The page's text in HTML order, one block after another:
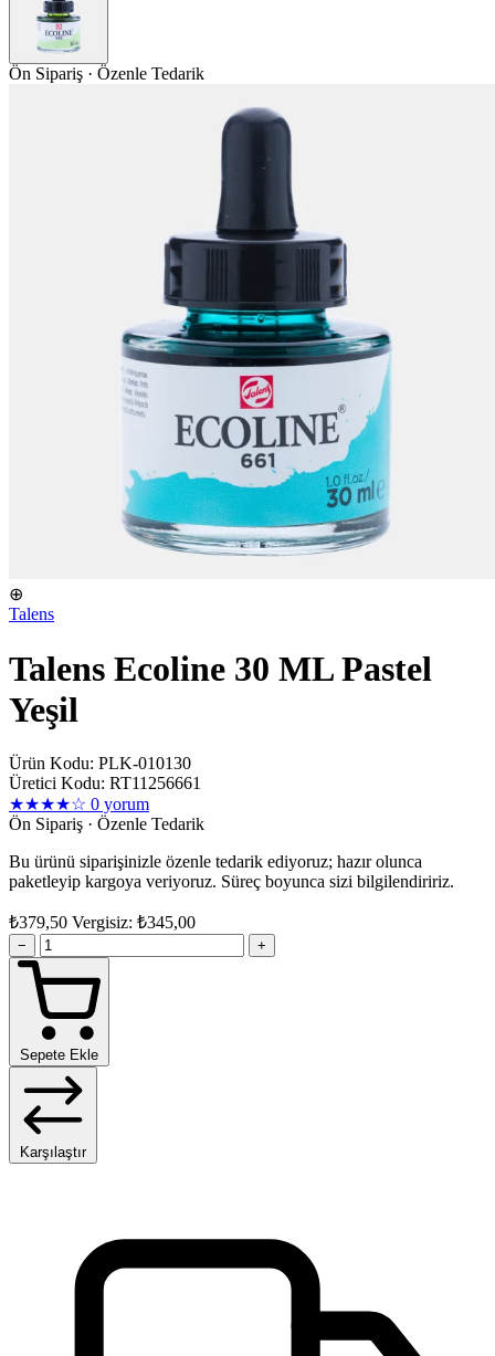
Ön Sipariş · Özenle Tedarik
⊕
Talens
Talens Ecoline 30 ML Pastel
Yeşil
Ürün Kodu: PLK-010130
Üretici Kodu: RT11256661
★★★★☆ 0 yorum
Ön Sipariş · Özenle Tedarik
Bu ürünü siparişinizle özenle tedarik ediyoruz; hazır olunca
paketleyip kargoya veriyoruz. Süreç boyunca sizi bilgilendiririz.
₺379,50 Vergisiz: ₺345,00
− +
Sepete Ekle
Karşılaştır